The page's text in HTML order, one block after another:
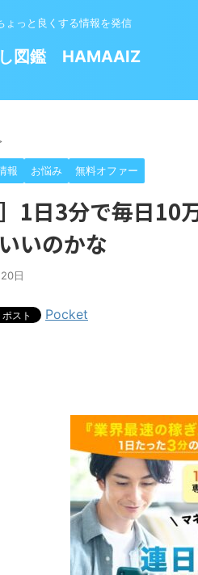
ょっと良くする情報を発信
し図鑑 HAMAAIZ
報 お悩み 無料オファー
］1日3分で毎日10
いのかな
日
Pocket